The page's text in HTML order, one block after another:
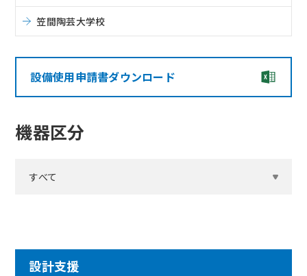
笠間陶芸大学校
設備使用申請書ダウンロード
機器区分
すべて
設計支援